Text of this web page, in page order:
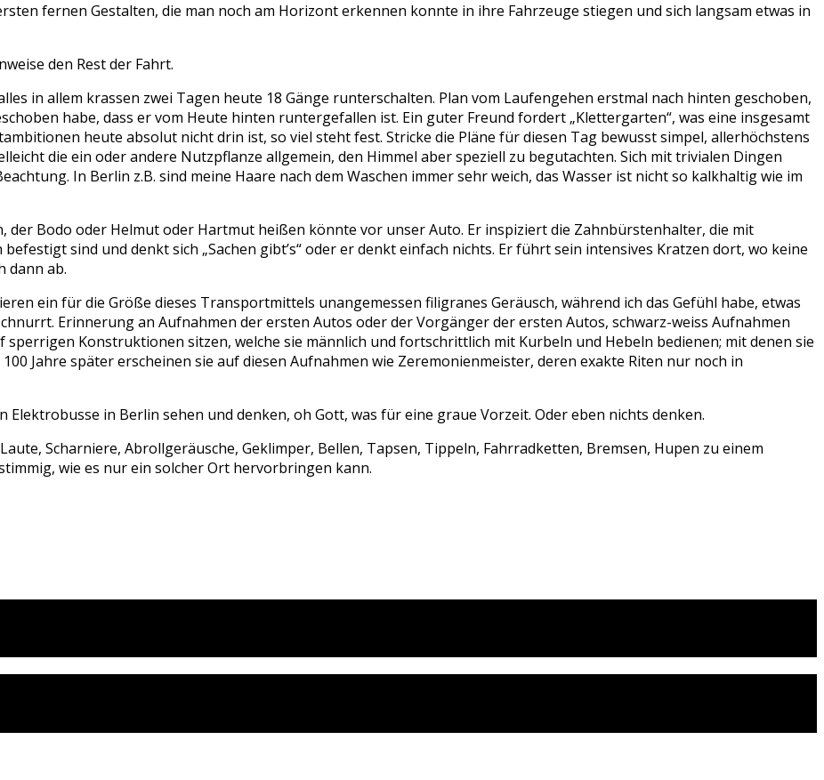
fernen Gestalten, die man noch am Horizont erkennen konnte in ihre Fahrzeuge stiegen und sich langsam etwas in
den Rest der Fahrt.
in allem krassen zwei Tagen heute 18 Gänge runterschalten. Plan vom Laufengehen erstmal nach hinten geschoben,
habe, dass er vom Heute hinten runtergefallen ist. Ein guter Freund fordert „Klettergarten“, was eine insgesamt
heute absolut nicht drin ist, so viel steht fest. Stricke die Pläne für diesen Tag bewusst simpel, allerhöchstens
die ein oder andere Nutzpflanze allgemein, den Himmel aber speziell zu begutachten. Sich mit trivialen Dingen
In Berlin z.B. sind meine Haare nach dem Waschen immer sehr weich, das Wasser ist nicht so kalkhaltig wie im
Bodo oder Helmut oder Hartmut heißen könnte vor unser Auto. Er inspiziert die Zahnbürstenhalter, die mit
sind und denkt sich „Sachen gibt’s“ oder er denkt einfach nichts. Er führt sein intensives Kratzen dort, wo keine
dann ab.
ein für die Größe dieses Transportmittels unangemessen filigranes Geräusch, während ich das Gefühl habe, etwas
Erinnerung an Aufnahmen der ersten Autos oder der Vorgänger der ersten Autos, schwarz-weiss Aufnahmen
Konstruktionen sitzen, welche sie männlich und fortschrittlich mit Kurbeln und Hebeln bedienen; mit denen sie
Jahre später erscheinen sie auf diesen Aufnahmen wie Zeremonienmeister, deren exakte Riten nur noch in
Elektrobusse in Berlin sehen und denken, oh Gott, was für eine graue Vorzeit. Oder eben nichts denken.
Scharniere, Abrollgeräusche, Geklimper, Bellen, Tapsen, Tippeln, Fahrradketten, Bremsen, Hupen zu einem
wie es nur ein solcher Ort hervorbringen kann.